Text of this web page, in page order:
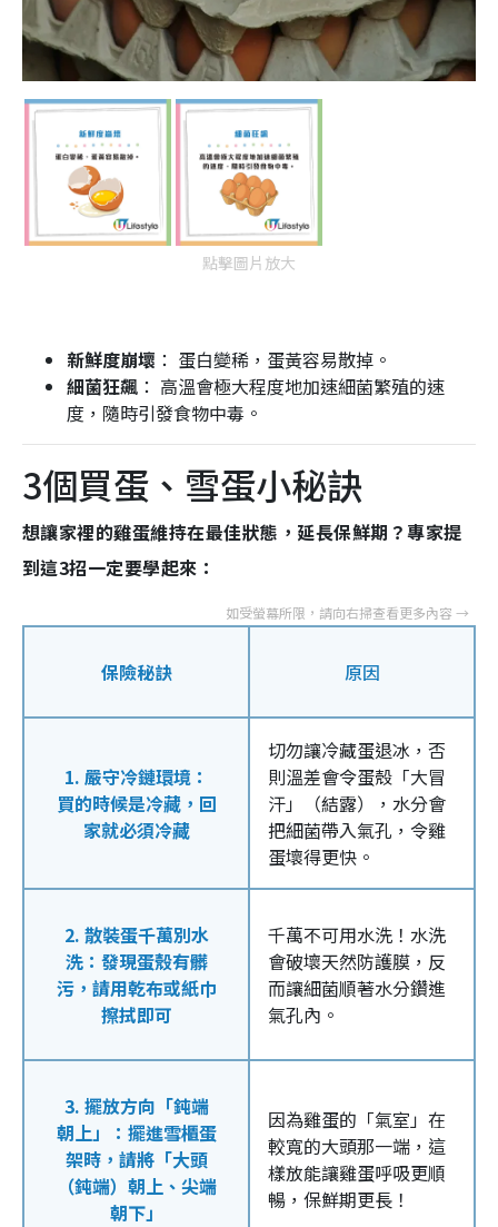
點擊圖片放大
新鮮度崩壞 ： 蛋白變稀，蛋黃容易散掉。
細菌狂飆 ： 高溫會極大程度地加速細菌繁殖的速
度，隨時引發食物中毒。
3個買蛋、雪蛋小秘訣
想讓家裡的雞蛋維持在最佳狀態，延長保鮮期？專家提
到這3招一定要學起來：
保險秘訣 原因
1. 嚴守冷鏈環境：
買的時候是冷藏，回
家就必須冷藏
切勿讓冷藏蛋退冰，否
則溫差會令蛋殼「大冒
汗」（結露），水分會
把細菌帶入氣孔，令雞
蛋壞得更快。
2. 散裝蛋千萬別水
洗：發現蛋殼有髒
污，請用乾布或紙巾
擦拭即可
千萬不可用水洗！水洗
會破壞天然防護膜，反
而讓細菌順著水分鑽進
氣孔內。
3. 擺放方向「鈍端
朝上」：擺進雪櫃蛋
架時，請將「大頭
（鈍端）朝上、尖端
朝下」
因為雞蛋的「氣室」在
較寬的大頭那一端，這
樣放能讓雞蛋呼吸更順
暢，保鮮期更長！